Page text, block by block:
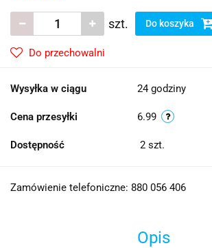
szt. Do koszyka
Do przechowalni
Wysyłka w ciągu 24 godziny
Cena przesyłki 6.99
Dostępność 2 szt.
Zamówienie telefoniczne: 880 056 406
Opis